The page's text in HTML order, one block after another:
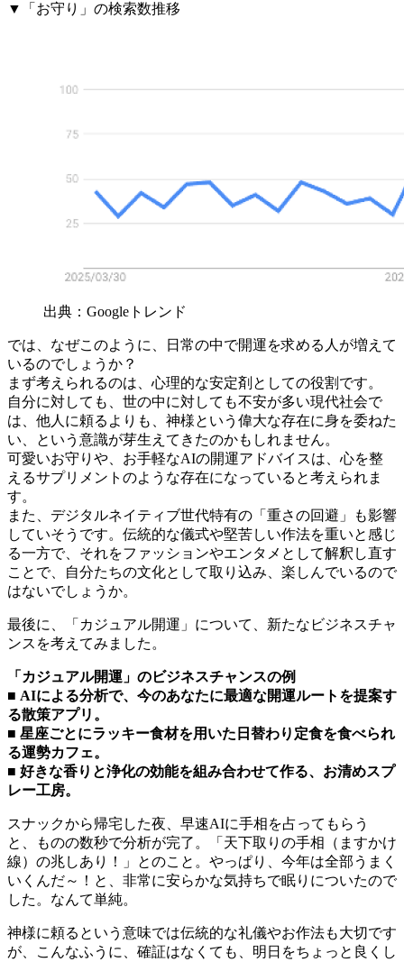
▼「お守り」の検索数推移
出典：Googleトレンド
では、なぜこのように、日常の中で開運を求める人が増えて
いるのでしょうか？
まず考えられるのは、心理的な安定剤としての役割です。
自分に対しても、世の中に対しても不安が多い現代社会で
は、他人に頼るよりも、神様という偉大な存在に身を委ねた
い、という意識が芽生えてきたのかもしれません。
可愛いお守りや、お手軽なAIの開運アドバイスは、心を整
えるサプリメントのような存在になっていると考えられま
す。
また、デジタルネイティブ世代特有の「重さの回避」も影響
していそうです。伝統的な儀式や堅苦しい作法を重いと感じ
る一方で、それをファッションやエンタメとして解釈し直す
ことで、自分たちの文化として取り込み、楽しんでいるので
はないでしょうか。
最後に、「カジュアル開運」について、新たなビジネスチャ
ンスを考えてみました。
「カジュアル開運」のビジネスチャンスの例
■ AIによる分析で、今のあなたに最適な開運ルートを提案す
る散策アプリ。
■ 星座ごとにラッキー食材を用いた日替わり定食を食べられ
る運勢カフェ。
■ 好きな香りと浄化の効能を組み合わせて作る、お清めスプ
レー工房。
スナックから帰宅した夜、早速AIに手相を占ってもらう
と、ものの数秒で分析が完了。「天下取りの手相（ますかけ
線）の兆しあり！」とのこと。やっぱり、今年は全部うまく
いくんだ～！と、非常に安らかな気持ちで眠りについたので
した。なんて単純。
神様に頼るという意味では伝統的な礼儀やお作法も大切です
が、こんなふうに、確証はなくても、明日をちょっと良くし